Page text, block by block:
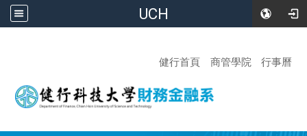
UCH
健行首頁
商管學院 行事曆